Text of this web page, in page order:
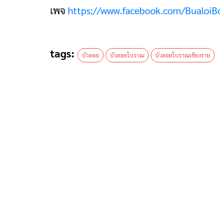
เพจ https://www.facebook.com/
tags: บัวลอย บัวลอยโบราณ บัวลอยโบราณเชียงราย